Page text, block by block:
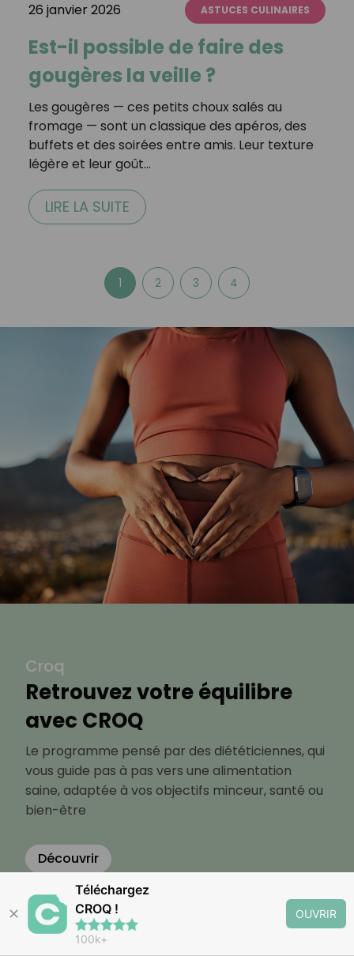
26 janvier 2026 ASTUCES CULINAIRES
Est-il possible de faire des
gougères la veille ?
Les gougères — ces petits choux salés au
fromage — sont un classique des apéros, des
buffets et des soirées entre amis. Leur texture
légère et leur goût…
LIRE LA SUITE
1 2 3 4
Croq
Retrouvez votre équilibre
avec CROQ
Le programme pensé par des diététiciennes, qui
vous guide pas à pas vers une alimentation
saine, adaptée à vos objectifs minceur, santé ou
bien-être
Découvrir
✕
Téléchargez
CROQ !
100k+
OUVRIR